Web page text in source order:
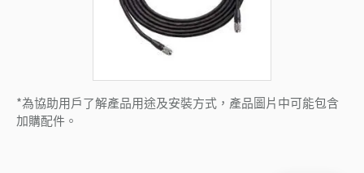
*為協助用戶了解產品用途及安裝方式，產品圖片中可能包含
加購配件。